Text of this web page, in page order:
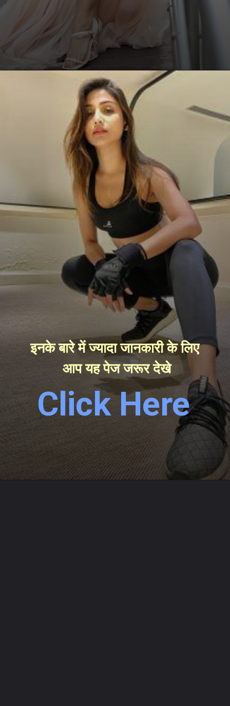
इनके बारे में ज्यादा जानकारी के लिए
आप यह पेज जरूर देखे
Click Here